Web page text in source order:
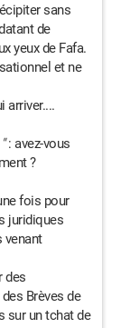
sans
de
yeux de Fafa.
et ne
arriver....
: avez-vous
?
fois pour
juridiques
venant
des
Brèves de
sur un tchat de